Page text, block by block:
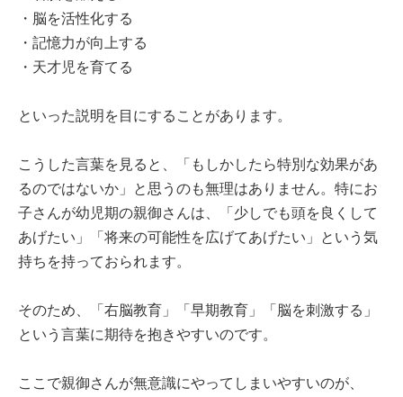
・脳を活性化する
・記憶力が向上する
・天才児を育てる
といった説明を目にすることがあります。
こうした言葉を見ると、「もしかしたら特別な効果があ
るのではないか」と思うのも無理はありません。特にお
子さんが幼児期の親御さんは、「少しでも頭を良くして
あげたい」「将来の可能性を広げてあげたい」という気
持ちを持っておられます。
そのため、「右脳教育」「早期教育」「脳を刺激する」
という言葉に期待を抱きやすいのです。
ここで親御さんが無意識にやってしまいやすいのが、